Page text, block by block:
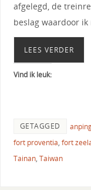
afgelegd, de
beslag waardoor ik
LEES VERDER
Vind ik leuk:
GETAGGED
fort proventia, fort
Tainan, Taiwan